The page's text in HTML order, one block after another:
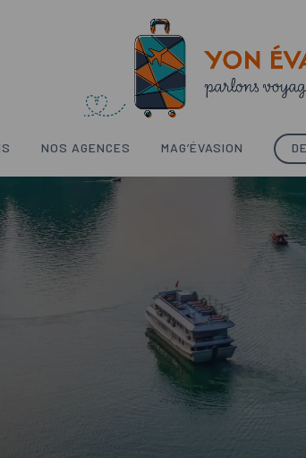
NOS AGENCES MAG’ÉVASION